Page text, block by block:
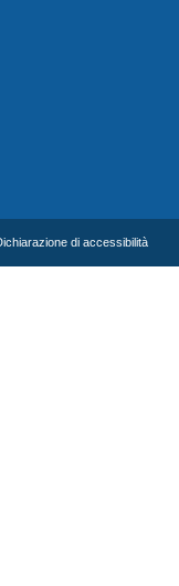
di accessibilità